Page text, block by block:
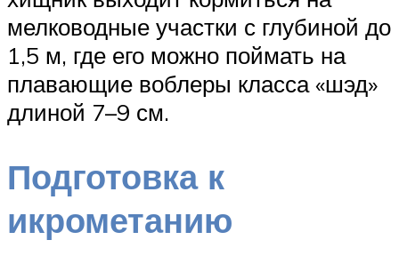
мелководные участки с глубиной до
1,5 м, где его можно поймать на
плавающие воблеры класса «шэд»
длиной 7–9 см.
Подготовка к
икрометанию